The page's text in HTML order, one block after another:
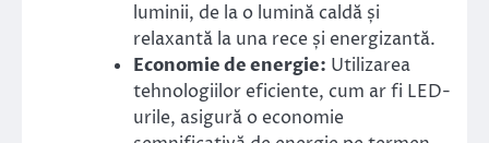
luminii, de la o lumină caldă și
relaxantă la una rece și energizantă.
Economie de energie: Utilizarea
tehnologiilor eficiente, cum ar fi LED-
urile, asigură o economie